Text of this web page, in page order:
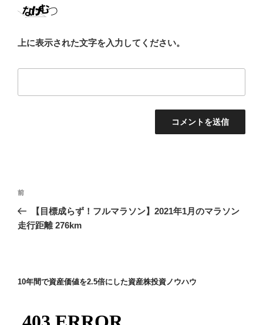
上に表示された文字を入力してください。
投
ナ
シ
ン
前
の
投
前
【目標成らず！フルマラソン】2021年1月のマラソン
走行距離 276km
10年間で資産価値を2.5倍にした資産株投資ノウハウ